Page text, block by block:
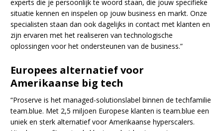
experts die je persoonlijk te woord staan, die jouw specifieke
situatie kennen en inspelen op jouw business en markt. Onze
specialisten staan dan ook dagelijks in contact met klanten en
zijn ervaren met het realiseren van technologische
oplossingen voor het ondersteunen van de business.”
Europees alternatief voor
Amerikaanse big tech
“Proserve is het managed-solutionslabel binnen de techfamilie
team.blue. Met 2,5 miljoen Europese klanten is team.blue een
uniek en sterk alternatief voor Amerikaanse hyperscalers.